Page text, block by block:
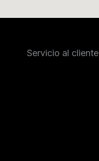
Servicio al cliente